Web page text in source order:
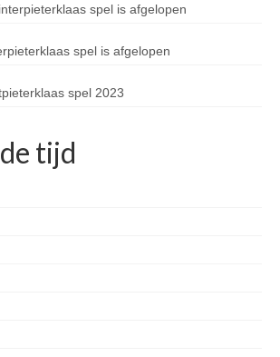
spel is afgelopen
spel is afgelopen
spel 2023
tijd